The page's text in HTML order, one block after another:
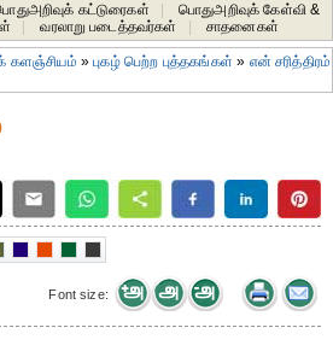
கட்டுரைகள்
பொதுஅறிவுக் கேள்வி &
வரலாறு படைத்தவர்கள் சாதனைகள்‎
களஞ்சியம் »புகழ் பெற்ற புத்தகங்கள் » என் சரித்திரம்
Font size: